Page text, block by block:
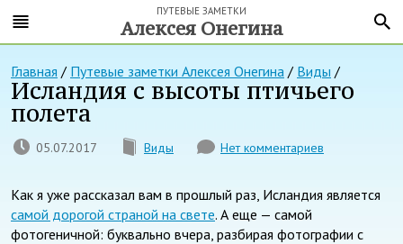
ПУТЕВЫЕ ЗАМЕТКИ
Алексея Онегина
Главная / Путевые заметки Алексея Онегина / Виды /
Исландия с высоты птичьего
полета
05.07.2017 Виды Нет комментариев
Как я уже рассказал вам в прошлый раз, Исландия является
самой дорогой страной на свете. А еще — самой
фотогеничной: буквально вчера, разбирая фотографии с